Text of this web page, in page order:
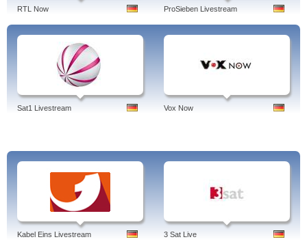
royal, erdogan, schulz und böhmermann, vera
RTL Now ProSieben Livestream
Sat1 Livestream Vox Now
Kabel Eins Livestream 3 Sat Live